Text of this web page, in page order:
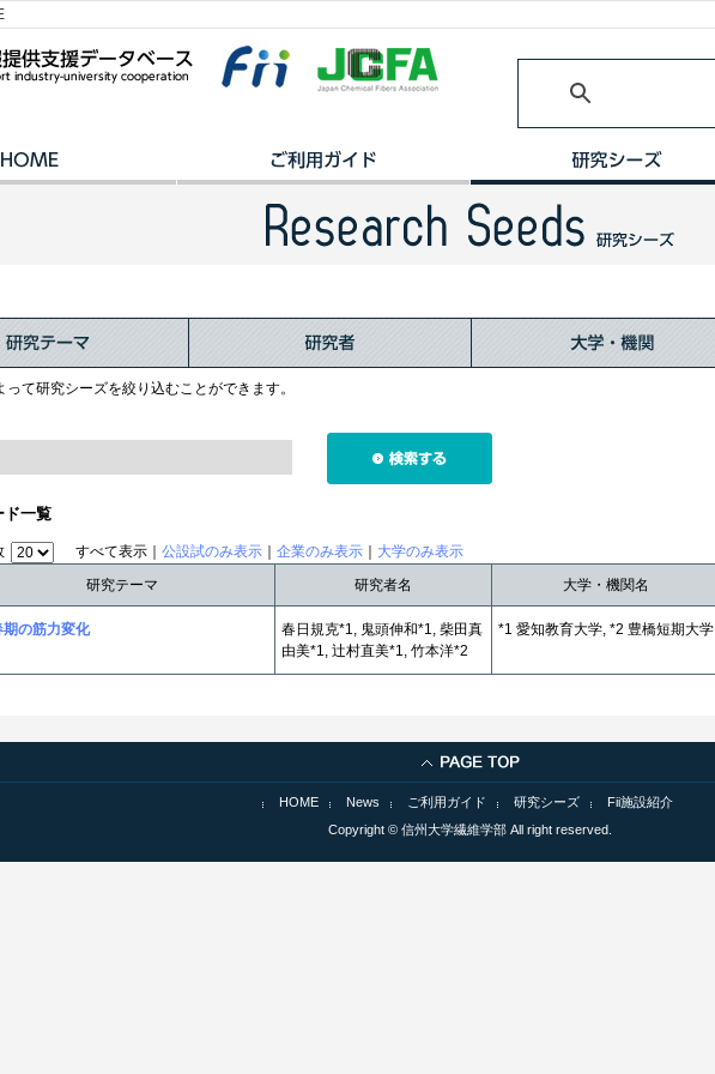
って研究シーズを絞り込むことができます。
ド一覧
すべて表示｜ 公設試のみ表示 企業のみ表示 大学のみ表示
研究テーマ 研究者名 大学・機関名
期の筋力変化
春日規克*1, 鬼頭伸和*1, 柴田真
由美*1, 辻村直美*1, 竹本洋*2
*1 愛知教育大学, *2 豊橋短期大学
HOME News ご利用ガイド 研究シーズ
Fii施設紹介
Copyright © 信州大学繊維学部 All right reserved.